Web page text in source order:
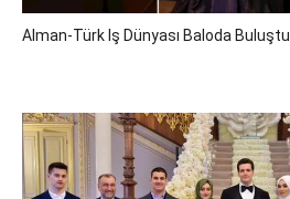
Alman-Türk Iş Dünyası Baloda Buluştu